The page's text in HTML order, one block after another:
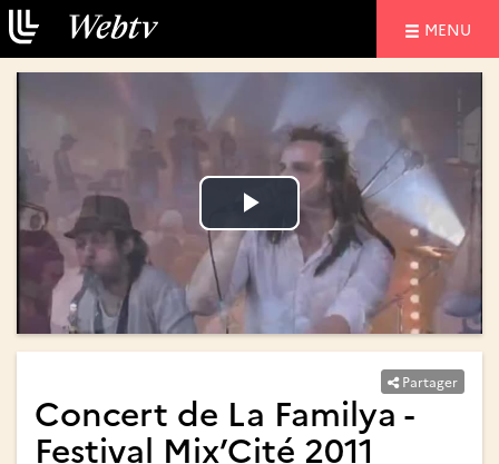
MENU
Lire
la
vidéo
Lire
la
vidéo
Partager
Concert de La Familya -
Festival Mix’Cité 2011